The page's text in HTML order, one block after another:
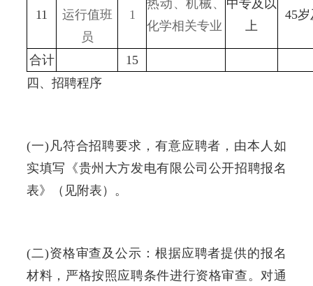
11
运行值班
员
1
热动、机械、
化学相关专业
中专及以
上
45
合计
15
四、招聘程序
(一)凡符合招聘要求，有意应聘者，由本人如
实填写《贵州大方发电有限公司公开招聘报名
表》（见附表）。
(二)资格审查及公示：根据应聘者提供的报名
材料，严格按照应聘条件进行资格审查。对通